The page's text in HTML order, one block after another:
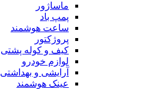
ماساژور
پمپ باد
ساعت هوشمند
پروژکتور
کیف و کوله پشتی
لوازم خودرو
آرایشی و بهداشتی
عینک هوشمند